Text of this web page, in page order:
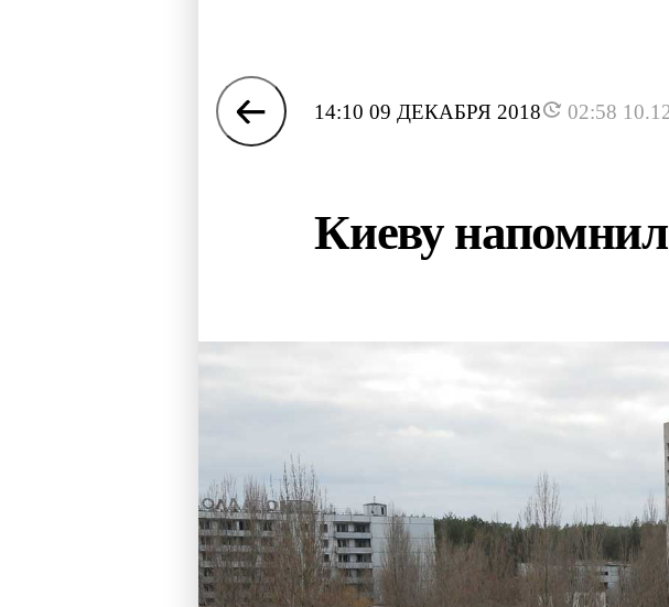
14:10 09 ДЕКАБРЯ 2018 02:58
Киеву